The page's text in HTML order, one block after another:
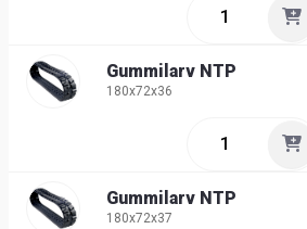
Gummilarv NTP
180x72x36
Gummilarv NTP
180x72x37